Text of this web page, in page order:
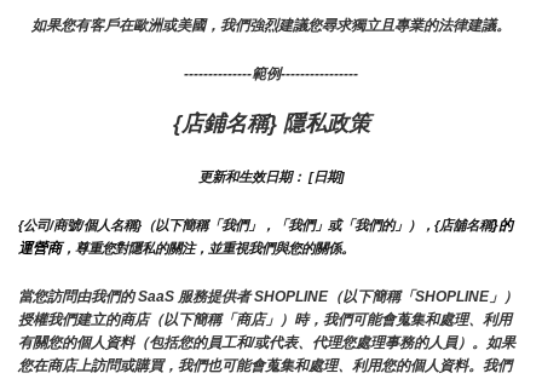
如果您有客戶在歐洲或美國，我們強烈建議您尋求獨立且專業的法律建議。
--------------範例----------------
{店鋪名稱} 隱私政策
更新和生效日期： [日期]
{公司/商號/個人名稱}（以下簡稱「我們」，「我們」或「我們的」），{店舖名稱}的
運營商，尊重您對隱私的關注，並重視我們與您的關係。
當您訪問由我們的 SaaS 服務提供者 SHOPLINE（以下簡稱「SHOPLINE」）
授權我們建立的商店（以下簡稱「商店」）時，我們可能會蒐集和處理、利用
有關您的個人資料（包括您的員工和/或代表、代理您處理事務的人員）。如果
您在商店上訪問或購買，我們也可能會蒐集和處理、利用您的個人資料。我們